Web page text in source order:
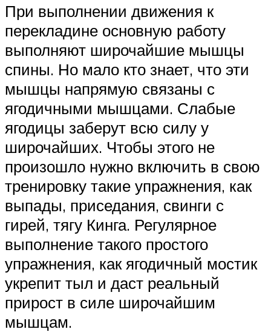
При выполнении движения к
перекладине основную работу
выполняют широчайшие мышцы
спины. Но мало кто знает, что эти
мышцы напрямую связаны с
ягодичными мышцами. Слабые
ягодицы заберут всю силу у
широчайших. Чтобы этого не
произошло нужно включить в свою
тренировку такие упражнения, как
выпады, приседания, свинги с
гирей, тягу Кинга. Регулярное
выполнение такого простого
упражнения, как ягодичный мостик
укрепит тыл и даст реальный
прирост в силе широчайшим
мышцам.